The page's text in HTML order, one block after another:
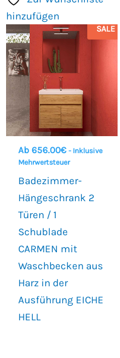
hinzufügen
SALE
Ab 656.00€ - Inklusive
Mehrwertsteuer
Badezimmer-
Hängeschrank 2
Türen / 1
Schublade
CARMEN mit
Waschbecken aus
Harz in der
Ausführung EICHE
HELL